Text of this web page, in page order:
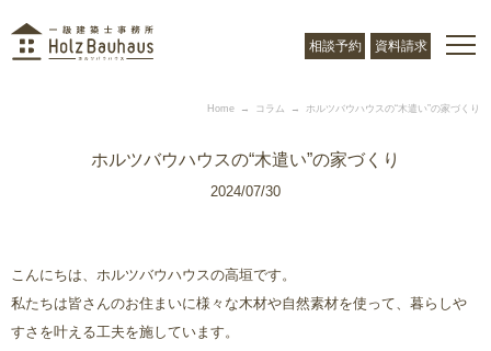
相談予約 資料請求
Home コラム ホルツバウハウスの“木遣い”の家づくり
ホルツバウハウスの“木遣い”の家づくり
2024/07/30
こんにちは、ホルツバウハウスの高垣です。
私たちは皆さんのお住まいに様々な木材や自然素材を使って、暮らしや
すさを叶える工夫を施しています。